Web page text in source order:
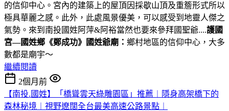
的信仰中心。宮內的建築上的屋頂因採歇山頂及重簷形式所以
極具華麗之感。此外，此處風景優美，可以感受到地靈人傑之
氣勢。來到南投國姓阿萍&阿裕當然也要來參拜國聖爺....護國
宮—國姓鄉《鄭成功》國姓爺廟： 鄉村地區的信仰中心，大多
數都是廟宇～
繼續閱讀
2個月前
【南投.國姓】「橋聳雲天綠雕園區」推薦︱隱身高架橋下的
森林秘境︱視野遼闊全台最美高速公路景點︱